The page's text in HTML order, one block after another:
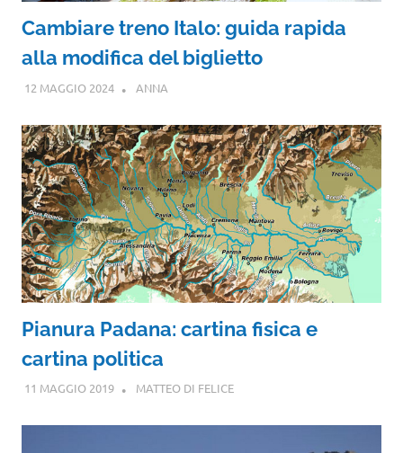
Cambiare treno Italo: guida rapida
alla modifica del biglietto
12 MAGGIO 2024 ANNA
Pianura Padana: cartina fisica e
cartina politica
11 MAGGIO 2019 MATTEO DI FELICE